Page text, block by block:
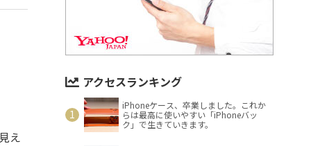
え
アクセスランキング
iPhoneケース、卒業しました。これか
らは最高に使いやすい「iPhoneバッ
ク」で生きていきます。